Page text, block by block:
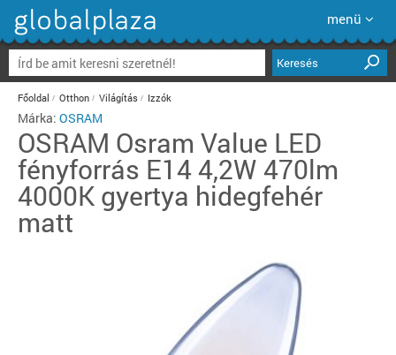
menü
Keresés
Főoldal Otthon Világítás Izzók
Márka: OSRAM
OSRAM Osram Value LED
fényforrás E14 4,2W 470lm
4000K gyertya hidegfehér
matt